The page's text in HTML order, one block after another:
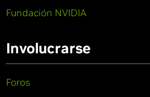
Fundación NVIDIA
Involucrarse
Foros